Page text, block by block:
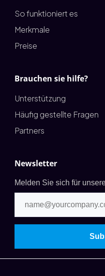
So funktioniert es
Merkmale
Preise
Brauchen sie hilfe?
Unterstützung
Häufig gestellte Fragen
Partners
Newsletter
Melden Sie sich für